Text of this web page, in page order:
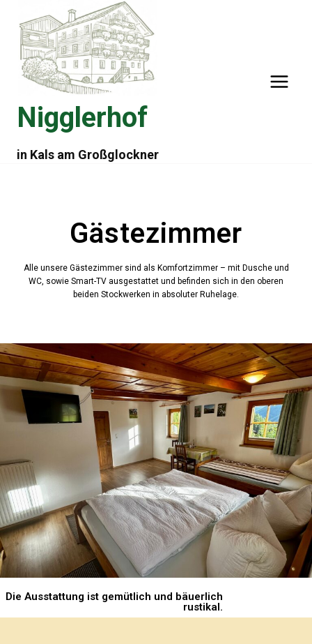
Nigglerhof
in Kals am Großglockner
Gästezimmer
Alle unsere Gästezimmer sind als Komfortzimmer – mit Dusche und
WC, sowie Smart-TV ausgestattet und befinden sich in den oberen
beiden Stockwerken in absoluter Ruhelage.
Die Ausstattung ist gemütlich und bäuerlich
rustikal.